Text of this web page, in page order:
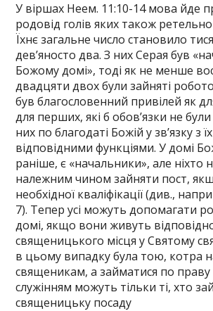
У віршах Неем. 11:10-14 мова йде
родовід голів яких також
Їхнє загальне число становило
дев’яносто два. З них Серая був
Божому домі», тоді як не менше
двадцяти двох були зайняті
був благословенний привілей як
для перших, які б обов’язки не
них по благодаті Божій у зв’язку з
відповідними функціями. У домі
раніше, є «начальники», але ніхто
належним чином зайняти пост,
необхідної кваліфікації (див.,
7). Тепер усі можуть допомагати
домі, якщо вони живуть
священицького місця у Святому
в цьому випадку була тою, котра
священикам, а займатися по
служінням можуть тільки ті, хто
священицьку посаду